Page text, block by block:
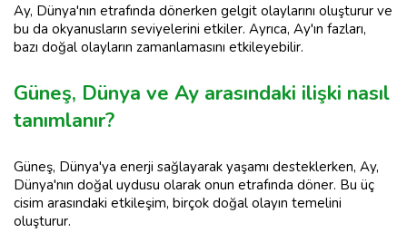
Ay, Dünya'nın etrafında dönerken gelgit olaylarını oluşturur ve
bu da okyanusların seviyelerini etkiler. Ayrıca, Ay'ın fazları,
bazı doğal olayların zamanlamasını etkileyebilir.
Güneş, Dünya ve Ay arasındaki ilişki nasıl
tanımlanır?
Güneş, Dünya'ya enerji sağlayarak yaşamı desteklerken, Ay,
Dünya'nın doğal uydusu olarak onun etrafında döner. Bu üç
cisim arasındaki etkileşim, birçok doğal olayın temelini
oluşturur.